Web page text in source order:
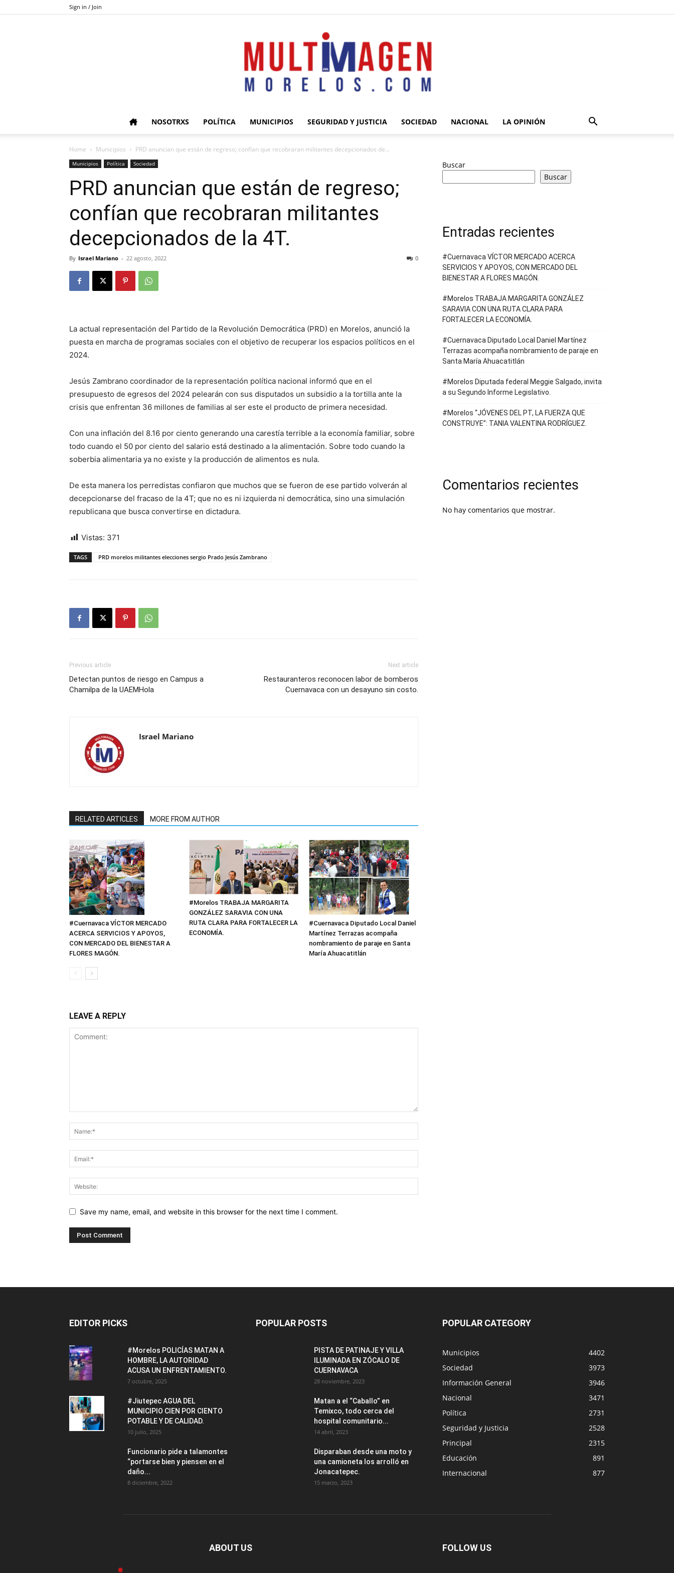
Sign in / Join
Morelos
NOSOTRXS POLÍTICA MUNICIPIOS SEGURIDAD Y JUSTICIA SOCIEDAD NACIONAL LA OPINIÓN
Home Municipios PRD anuncian que están de regreso; confían que recobraran militantes decepcionados de...
Municipios Política Sociedad
PRD anuncian que están de regreso;
confían que recobraran militantes
decepcionados de la 4T.
By Israel Mariano - 22 agosto, 2022 0
La actual representación del Partido de la Revolución Democrática (PRD) en Morelos, anunció la
puesta en marcha de programas sociales con el objetivo de recuperar los espacios políticos en el
2024.
Jesús Zambrano coordinador de la representación política nacional informó que en el
presupuesto de egresos del 2024 pelearán con sus disputados un subsidio a la tortilla ante la
crisis que enfrentan 36 millones de familias al ser este el producto de primera necesidad.
Con una inflación del 8.16 por ciento generando una carestía terrible a la economía familiar, sobre
todo cuando el 50 por ciento del salario está destinado a la alimentación. Sobre todo cuando la
soberbia alimentaria ya no existe y la producción de alimentos es nula.
De esta manera los perredistas confiaron que muchos que se fueron de ese partido volverán al
decepcionarse del fracaso de la 4T; que no es ni izquierda ni democrática, sino una simulación
republicana que busca convertirse en dictadura.
Vistas: 371
TAGS PRD morelos militantes elecciones sergio Prado Jesús Zambrano
Previous article
Detectan puntos de riesgo en Campus a
Chamilpa de la UAEMHola
Next article
Restauranteros reconocen labor de bomberos
Cuernavaca con un desayuno sin costo.
Israel Mariano
RELATED ARTICLES MORE FROM AUTHOR
#Cuernavaca VÍCTOR MERCADO
ACERCA SERVICIOS Y APOYOS,
CON MERCADO DEL BIENESTAR A
FLORES MAGÓN.
#Morelos TRABAJA MARGARITA
GONZÁLEZ SARAVIA CON UNA
RUTA CLARA PARA FORTALECER LA
ECONOMÍA.
#Cuernavaca Diputado Local Daniel
Martínez Terrazas acompaña
nombramiento de paraje en Santa
María Ahuacatitlán
LEAVE A REPLY
Save my name, email, and website in this browser for the next time I comment.
Buscar
Buscar
Entradas recientes
#Cuernavaca VÍCTOR MERCADO ACERCA
SERVICIOS Y APOYOS, CON MERCADO DEL
BIENESTAR A FLORES MAGÓN.
#Morelos TRABAJA MARGARITA GONZÁLEZ
SARAVIA CON UNA RUTA CLARA PARA
FORTALECER LA ECONOMÍA.
#Cuernavaca Diputado Local Daniel Martínez
Terrazas acompaña nombramiento de paraje en
Santa María Ahuacatitlán
#Morelos Diputada federal Meggie Salgado, invita
a su Segundo Informe Legislativo.
#Morelos “JÓVENES DEL PT, LA FUERZA QUE
CONSTRUYE”: TANIA VALENTINA RODRÍGUEZ.
Comentarios recientes
No hay comentarios que mostrar.
EDITOR PICKS
#Morelos POLICÍAS MATAN A
HOMBRE, LA AUTORIDAD
ACUSA UN ENFRENTAMIENTO.
7 octubre, 2025
#Jiutepec AGUA DEL
MUNICIPIO CIEN POR CIENTO
POTABLE Y DE CALIDAD.
10 julio, 2025
Funcionario pide a talamontes
“portarse bien y piensen en el
daño...
8 diciembre, 2022
POPULAR POSTS
PISTA DE PATINAJE Y VILLA
ILUMINADA EN ZÓCALO DE
CUERNAVACA
28 noviembre, 2023
Matan a el “Caballo” en
Temixco, todo cerca del
hospital comunitario...
14 abril, 2023
Disparaban desde una moto y
una camioneta los arrolló en
Jonacatepec.
15 marzo, 2023
POPULAR CATEGORY
Municipios
4402
Sociedad
3973
Información General
3946
Nacional
3471
Política
2731
Seguridad y Justicia
2528
Principal
2315
Educación
891
Internacional
877
ABOUT US FOLLOW US